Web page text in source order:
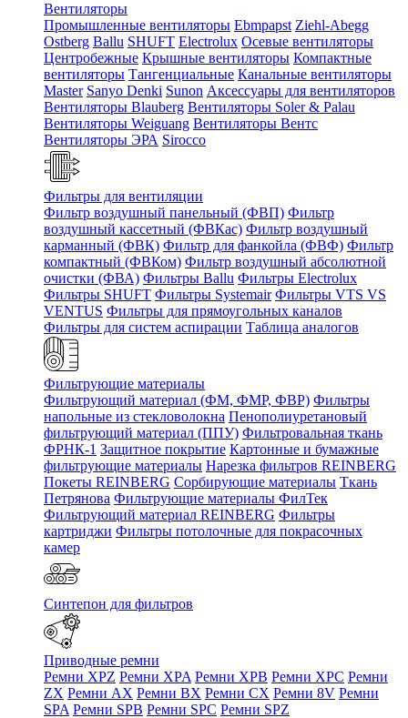
Вентиляторы
Промышленные вентиляторы Ebmpapst Ziehl-Abegg
Ostberg Ballu SHUFT Electrolux Осевые вентиляторы
Центробежные Крышные вентиляторы Компактные
вентиляторы Тангенциальные Канальные вентиляторы
Master Sanyo Denki Sunon Аксессуары для вентиляторов
Вентиляторы Blauberg Вентиляторы Soler & Palau
Вентиляторы Weiguang Вентиляторы Вентс
Вентиляторы ЭРА Sirocco
Фильтры для вентиляции
Фильтр воздушный панельный (ФВП) Фильтр
воздушный кассетный (ФВКас) Фильтр воздушный
карманный (ФВК) Фильтр для фанкойла (ФВФ) Фильтр
компактный (ФВКом) Фильтр воздушный абсолютной
очистки (ФВА) Фильтры Ballu Фильтры Electrolux
Фильтры SHUFT Фильтры Systemair Фильтры VTS VS
VENTUS Фильтры для прямоугольных каналов
Фильтры для систем аспирации Таблица аналогов
Фильтрующие материалы
Фильтрующий материал (ФМ, ФМР, ФВР) Фильтры
напольные из стекловолокна Пенополиуретановый
фильтрующий материал (ППУ) Фильтровальная ткань
ФРНК-1 Защитное покрытие Картонные и бумажные
фильтрующие материалы Нарезка фильтров REINBERG
Покеты REINBERG Сорбирующие материалы Ткань
Петрянова Фильтрующие материалы ФилТек
Фильтрующий материал REINBERG Фильтры
картриджи Фильтры потолочные для покрасочных
камер
Синтепон для фильтров
Приводные ремни
Ремни XPZ Ремни XPA Ремни XPB Ремни XPC Ремни
ZX Ремни AX Ремни BX Ремни CX Ремни 8V Ремни
SPA Ремни SPB Ремни SPC Ремни SPZ